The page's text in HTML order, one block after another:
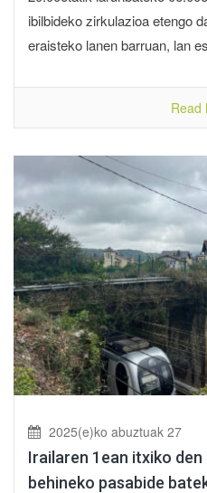
ibilbideko zirkulazioa etengo
eraisteko lanen barruan, lan
Read
2025(e)ko abuztuak 27
Irailaren 1ean itxiko
behineko pasabide